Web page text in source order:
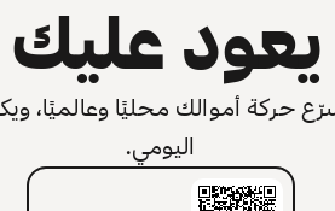
عليك
أموالك محليًا وعالميًا،
اليومي.